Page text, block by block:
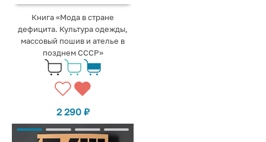
Книга «Мода в стране
дефицита. Культура одежды,
массовый пошив и ателье в
позднем СССР»
2 290 ₽